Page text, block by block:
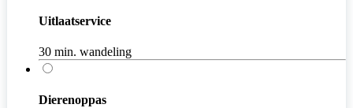
Uitlaatservice
30 min. wandeling
Dierenoppas